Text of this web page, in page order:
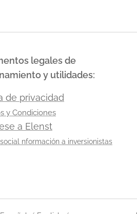
legales de
y utilidades:
de privacidad
y Condiciones
a Elenst
nformación a inversionistas